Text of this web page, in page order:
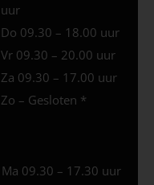
uur
Do 09.30 – 18.00 uur
Vr 09.30 – 20.00 uur
Za 09.30 – 17.00 uur
Zo – Gesloten *
Ma 09.30 – 17.30 uur